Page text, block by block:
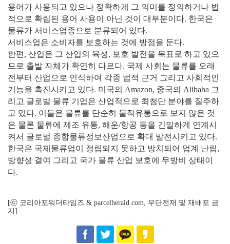
용어가 사용되고 있으나 정확하게 그 의미를 정의하거나 법
적으로 확립된 용어 사용이 아닌 것이 대부분이다. 한국은
물류가 서비스업종으로 분류되어 있다.
서비스업은 소비자를 보호하는 것에 방점을 둔다.
한편, 산업은 그 산업의 육성, 보호 발전을 목표로 하고 있으
므로 출발 자체가 확연히 다르다. 국제 사회는 물류를 오래
전부터 산업으로 인식하여 각종 법적 근거 그리고 사회적인
기능을 촉진시키고 있다. 미국의 Amazon, 중국의 Alibaba 그
리고 글로벌 물류 기업은 산업적으로 최첨단 분야를 질주하
고 있다. 이들은 물류를 단순히 물적유통으로 보지 않은 것
은 물론 물류에 제조 유통, 해운/항공 등을 긴밀하게 연계시
켜서 글로벌 종합물류정보산업으로 확대 발전시키고 있다.
한국은 국제물류업이 정립되지 못하고 방치되어 업계 난립,
방향성 결여 그리고 국가 물류 산업 보호에 무방비 상태이
다.
[ⓒ 코리아포워더타임즈 & parcelherald.com, 무단전재 및 재배포 금
지]